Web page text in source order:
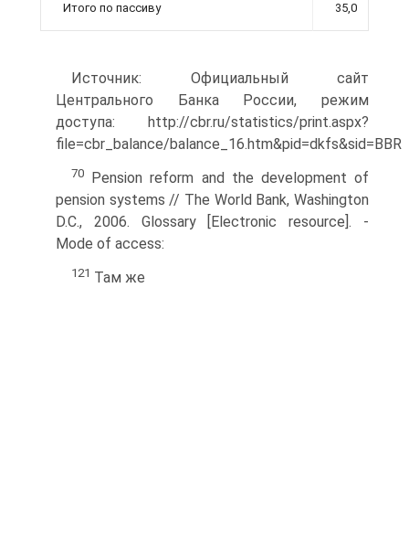
Итого по пассиву 35,0
Источник: Официальный сайт
Центрального Банка России, режим
доступа: http://cbr.ru/statistics/print.aspx?
file=cbr_balance/balance_16.htm&pid=dkfs&sid=BBR
70
Pension reform and the development of
pension systems // The World Bank, Washington
D.C., 2006. Glossary [Electron­ic resource]. -
Mode of access:
121 Там же